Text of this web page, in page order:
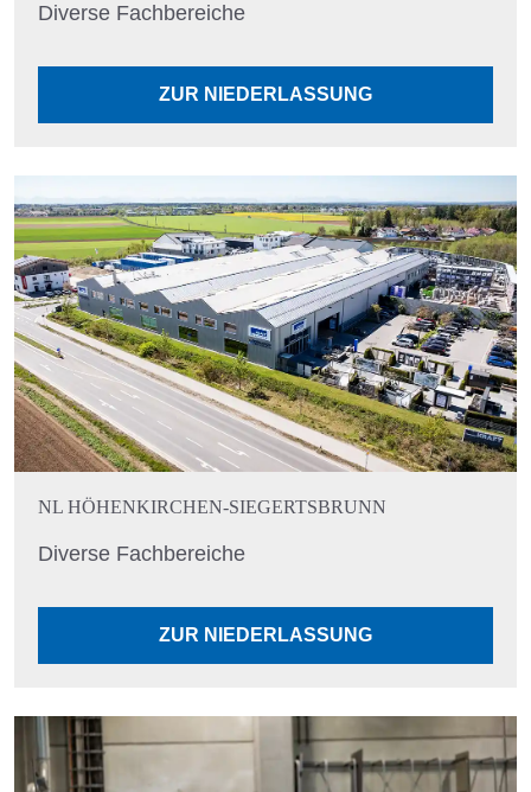
Diverse Fachbereiche
ZUR NIEDERLASSUNG
NL HÖHENKIRCHEN-SIEGERTSBRUNN
Diverse Fachbereiche
ZUR NIEDERLASSUNG